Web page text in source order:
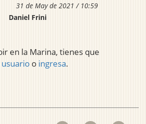
31 de May de 2021 / 10:59
Daniel Frini
en la Marina, tienes que
o ingresa.